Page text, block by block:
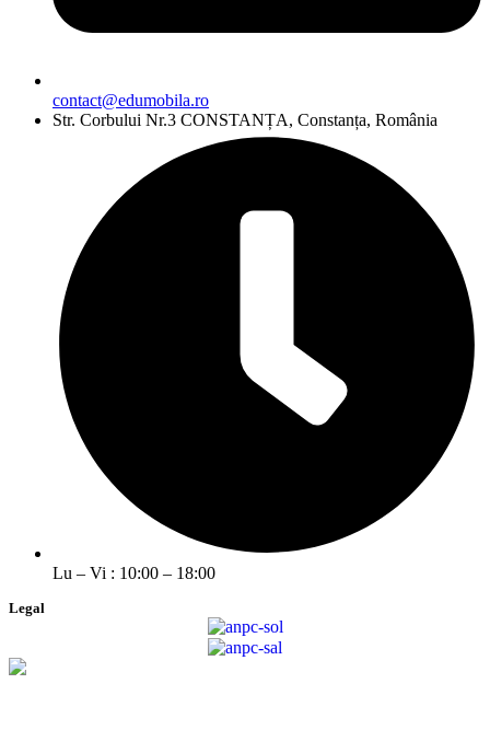
contact@edumobila.ro
Str. Corbului Nr.3 CONSTANȚA, Constanța, România
Lu – Vi : 10:00 – 18:00
Legal